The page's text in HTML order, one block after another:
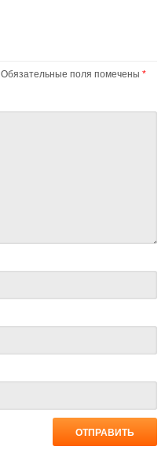
Обязательные поля помечены *